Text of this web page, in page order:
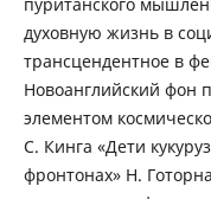
духовную жизнь в
трансцендентное в
Новоанглийский фон
элементом
С. Кинга «Дети
фронтонах» Н.